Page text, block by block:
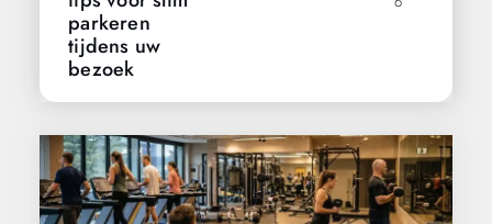
parkeren
tijdens uw
bezoek